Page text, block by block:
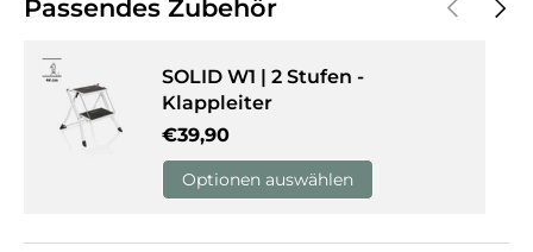
Passendes Zubehör
SOLID W1 | 2 Stufen -
Klappleiter
Normaler Preis
€39,90
Optionen auswählen